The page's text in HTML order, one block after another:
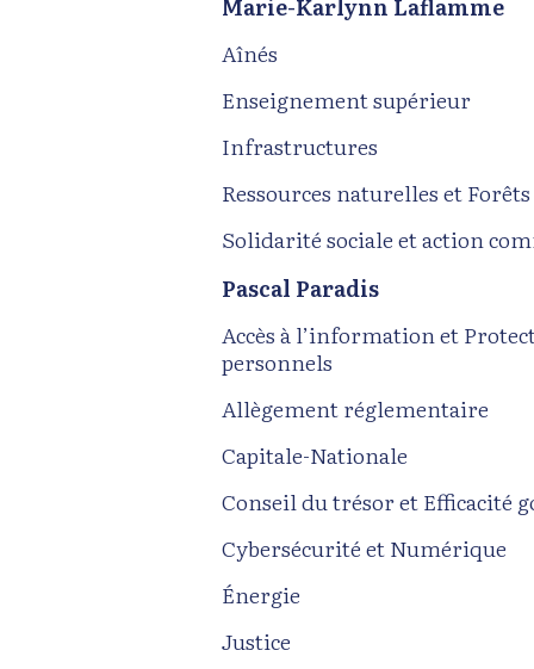
Aînés
Enseignement supérieur
Infrastructures
Ressources naturelles et Forêts
Solidarité sociale et action
Pascal Paradis
Accès à l’information et
personnels
Allègement réglementaire
Capitale-Nationale
Conseil du trésor et Efficacité
Cybersécurité et Numérique
Énergie
Justice